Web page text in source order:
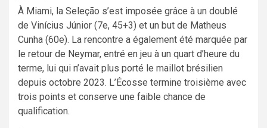
À Miami, la Seleção s’est imposée grâce à un doublé
de Vinícius Júnior (7e, 45+3) et un but de Matheus
Cunha (60e). La rencontre a également été marquée par
le retour de Neymar, entré en jeu à un quart d’heure du
terme, lui qui n’avait plus porté le maillot brésilien
depuis octobre 2023. L’Écosse termine troisième avec
trois points et conserve une faible chance de
qualification.